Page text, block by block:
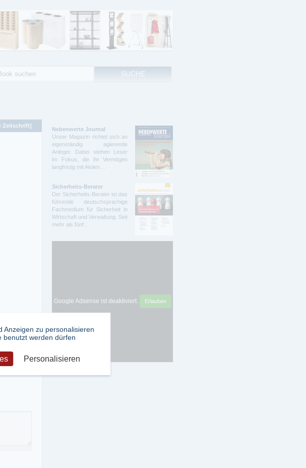
Zeitschrift]
Nebenwerte Journal
Unser Magazin richtet sich an
eigenständig agierende
Anleger. Dabei stehen Leser
im Fokus, die ihr Vermögen
langfristig mit Aktien…
Sicherheits-Berater
Der Sicherheits-Berater ist das
führende deutschsprachige
Fachmedium für Sicherheit in
Wirtschaft und Verwaltung. Seit
mehr als fünf…
Google Adsense ist deaktiviert. Erlauben
Anzeigen zu personalisieren
benutzt werden dürfen
Personalisieren